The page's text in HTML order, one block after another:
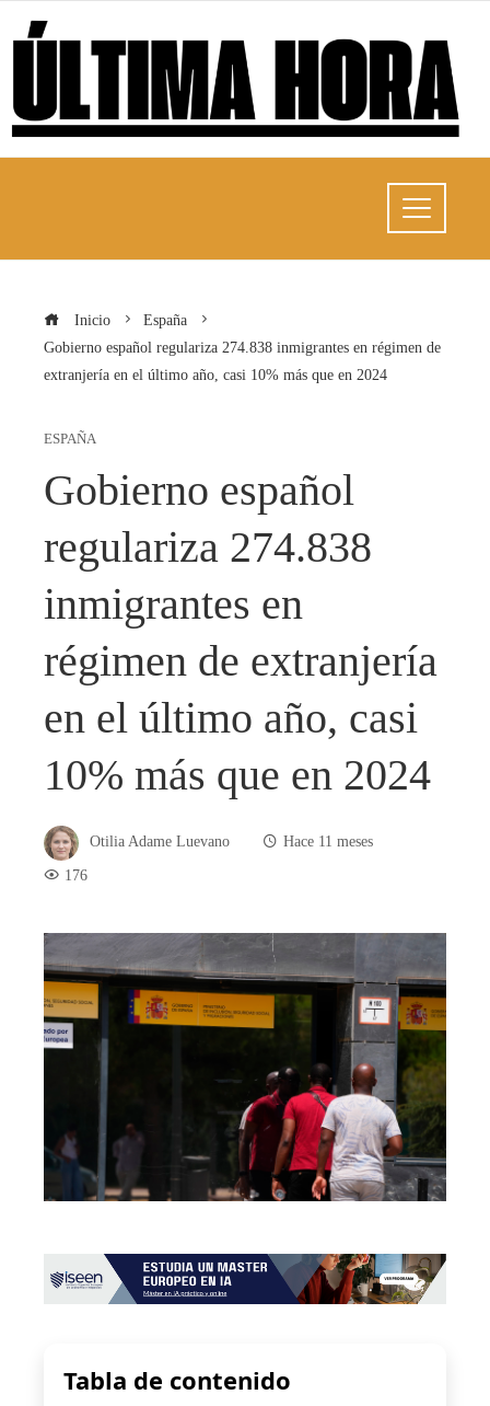
Inicio
España
Gobierno español regulariza 274.838 inmigrantes en régimen de
extranjería en el último año, casi 10% más que en 2024
ESPAÑA
Gobierno español
regulariza 274.838
inmigrantes en
régimen de extranjería
en el último año, casi
10% más que en 2024
Otilia Adame Luevano
Hace 11 meses
176
Tabla de contenido